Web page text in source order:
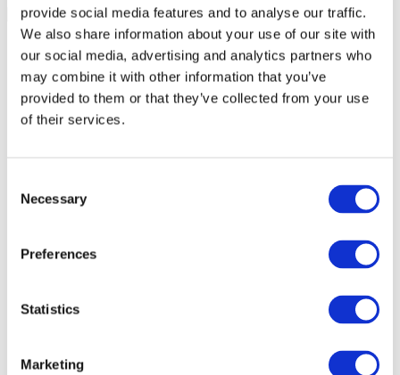
provide social media features and to analyse our traffic.
We also share information about your use of our site with
our social media, advertising and analytics partners who
may combine it with other information that you’ve
provided to them or that they’ve collected from your use
of their services.
Selection
Necessary
Preferences
Statistics
Marketing
Все
мероприятия